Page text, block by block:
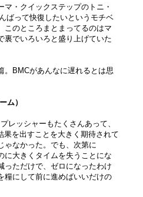
・クイックステップのトニ・
ばって快復したいというモチベ
このところまとまってるのはマ
裏でいろいろと盛り上げていた
。BMCがあんなに遅れるとは思
ム）
レッシャーもたくさんあって、
を出すことを大きく期待されて
ゃなかった。でも、次第に
に大きくタイムを失うことにな
っただけで、ゼロになったわけ
糧にして前に進めばいいだけの